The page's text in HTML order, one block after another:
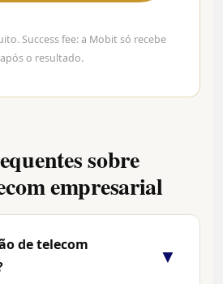
Success fee: a Mobit só recebe
após o resultado.
sobre
empresarial
de telecom
▼